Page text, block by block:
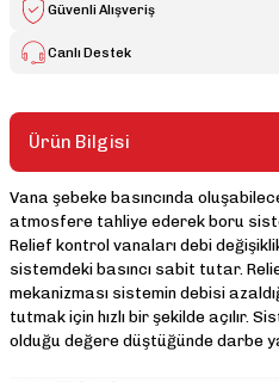
Güvenli Alışveriş
Canlı Destek
Ürün Bilgisi
Vana şebeke basıncında
atmosfere tahliye ederek boru
Relief kontrol vanaları debi
sistemdeki basıncı sabit tutar.
mekanizması sistemin debisi
tutmak için hızlı bir şekilde açılır.
olduğu değere düştüğünde darbe